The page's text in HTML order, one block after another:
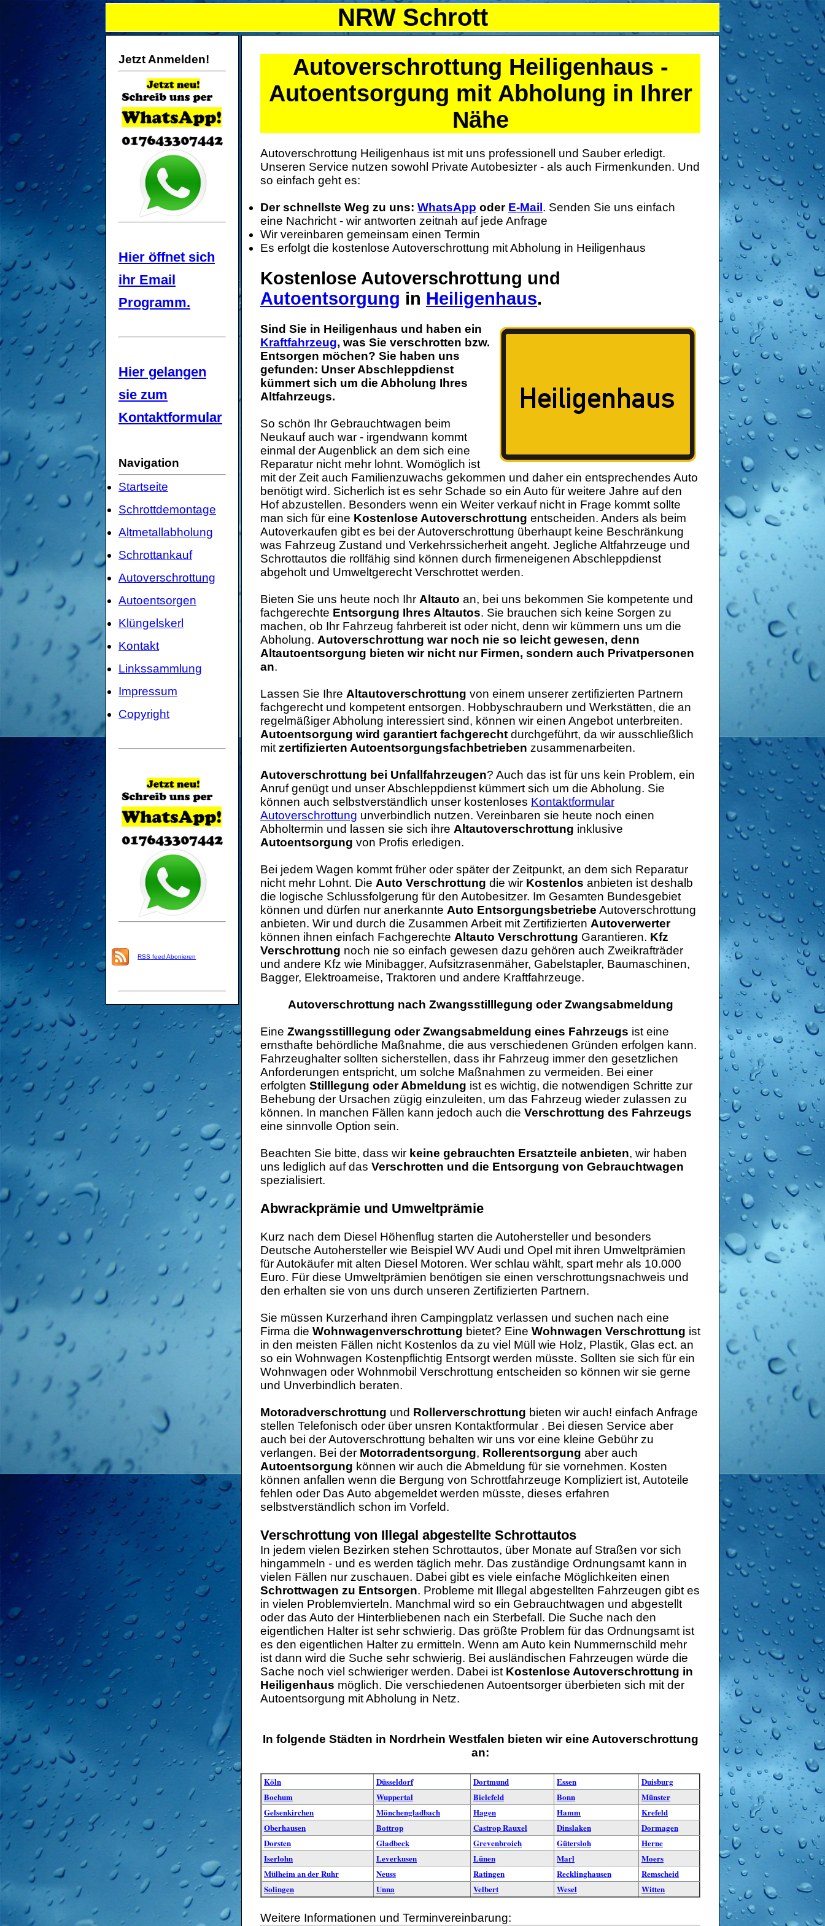
NRW Schrott
Jetzt Anmelden!
Hier öffnet sich
ihr Email
Programm.
Hier gelangen
sie zum
Kontaktformular
Navigation
Startseite
Schrottdemontage
Altmetallabholung
Schrottankauf
Autoverschrottung
Autoentsorgen
Klüngelskerl
Kontakt
Linkssammlung
Impressum
Copyright
RSS feed Abonieren
Autoverschrottung Heiligenhaus -
Autoentsorgung mit Abholung in Ihrer
Nähe
Autoverschrottung Heiligenhaus ist mit uns professionell und Sauber erledigt.
Unseren Service nutzen sowohl Private Autobesizter - als auch Firmenkunden. Und
so einfach geht es:
Der schnellste Weg zu uns: WhatsApp oder E-Mail . Senden Sie uns einfach
eine Nachricht - wir antworten zeitnah auf jede Anfrage
Wir vereinbaren gemeinsam einen Termin
Es erfolgt die kostenlose Autoverschrottung mit Abholung in Heiligenhaus
Kostenlose Autoverschrottung und
Autoentsorgung in Heiligenhaus.
Sind Sie in Heiligenhaus und haben ein
Kraftfahrzeug, was Sie verschrotten bzw.
Entsorgen möchen? Sie haben uns
gefunden: Unser Abschleppdienst
kümmert sich um die Abholung Ihres
Altfahrzeugs.
So schön Ihr Gebrauchtwagen beim
Neukauf auch war - irgendwann kommt
einmal der Augenblick an dem sich eine
Reparatur nicht mehr lohnt. Womöglich ist
mit der Zeit auch Familienzuwachs gekommen und daher ein entsprechendes Auto
benötigt wird. Sicherlich ist es sehr Schade so ein Auto für weitere Jahre auf den
Hof abzustellen. Besonders wenn ein Weiter verkauf nicht in Frage kommt sollte
man sich für eine Kostenlose Autoverschrottung entscheiden. Anders als beim
Autoverkaufen gibt es bei der Autoverschrottung überhaupt keine Beschränkung
was Fahrzeug Zustand und Verkehrssicherheit angeht. Jegliche Altfahrzeuge und
Schrottautos die rollfähig sind können durch firmeneigenen Abschleppdienst
abgeholt und Umweltgerecht Verschrottet werden.
Bieten Sie uns heute noch Ihr Altauto an, bei uns bekommen Sie kompetente und
fachgerechte Entsorgung Ihres Altautos. Sie brauchen sich keine Sorgen zu
machen, ob Ihr Fahrzeug fahrbereit ist oder nicht, denn wir kümmern uns um die
Abholung. Autoverschrottung war noch nie so leicht gewesen, denn
Altautoentsorgung bieten wir nicht nur Firmen, sondern auch Privatpersonen
an.
Lassen Sie Ihre Altautoverschrottung von einem unserer zertifizierten Partnern
fachgerecht und kompetent entsorgen. Hobbyschraubern und Werkstätten, die an
regelmäßiger Abholung interessiert sind, können wir einen Angebot unterbreiten.
Autoentsorgung wird garantiert fachgerecht durchgeführt, da wir ausschließlich
mit zertifizierten Autoentsorgungsfachbetrieben zusammenarbeiten.
Autoverschrottung bei Unfallfahrzeugen? Auch das ist für uns kein Problem, ein
Anruf genügt und unser Abschleppdienst kümmert sich um die Abholung. Sie
können auch selbstverständlich unser kostenloses Kontaktformular
Autoverschrottung unverbindlich nutzen. Vereinbaren sie heute noch einen
Abholtermin und lassen sie sich ihre Altautoverschrottung inklusive
Autoentsorgung von Profis erledigen.
Bei jedem Wagen kommt früher oder später der Zeitpunkt, an dem sich Reparatur
nicht mehr Lohnt. Die Auto Verschrottung die wir Kostenlos anbieten ist deshalb
die logische Schlussfolgerung für den Autobesitzer. Im Gesamten Bundesgebiet
können und dürfen nur anerkannte Auto Entsorgungsbetriebe Autoverschrottung
anbieten. Wir und durch die Zusammen Arbeit mit Zertifizierten Autoverwerter
können ihnen einfach Fachgerechte Altauto Verschrottung Garantieren. Kfz
Verschrottung noch nie so einfach gewesen dazu gehören auch Zweikrafträder
und andere Kfz wie Minibagger, Aufsitzrasenmäher, Gabelstapler, Baumaschinen,
Bagger, Elektroameise, Traktoren und andere Kraftfahrzeuge.
Autoverschrottung nach Zwangsstilllegung oder Zwangsabmeldung
Eine Zwangsstilllegung oder Zwangsabmeldung eines Fahrzeugs ist eine
ernsthafte behördliche Maßnahme, die aus verschiedenen Gründen erfolgen kann.
Fahrzeughalter sollten sicherstellen, dass ihr Fahrzeug immer den gesetzlichen
Anforderungen entspricht, um solche Maßnahmen zu vermeiden. Bei einer
erfolgten Stilllegung oder Abmeldung ist es wichtig, die notwendigen Schritte zur
Behebung der Ursachen zügig einzuleiten, um das Fahrzeug wieder zulassen zu
können. In manchen Fällen kann jedoch auch die Verschrottung des Fahrzeugs
eine sinnvolle Option sein.
Beachten Sie bitte, dass wir keine gebrauchten Ersatzteile anbieten, wir haben
uns lediglich auf das Verschrotten und die Entsorgung von Gebrauchtwagen
spezialisiert.
Abwrackprämie und Umweltprämie
Kurz nach dem Diesel Höhenflug starten die Autohersteller und besonders
Deutsche Autohersteller wie Beispiel WV Audi und Opel mit ihren Umweltprämien
für Autokäufer mit alten Diesel Motoren. Wer schlau wählt, spart mehr als 10.000
Euro. Für diese Umweltprämien benötigen sie einen verschrottungsnachweis und
den erhalten sie von uns durch unseren Zertifizierten Partnern.
Sie müssen Kurzerhand ihren Campingplatz verlassen und suchen nach eine
Firma die Wohnwagenverschrottung bietet? Eine Wohnwagen Verschrottung ist
in den meisten Fällen nicht Kostenlos da zu viel Müll wie Holz, Plastik, Glas ect. an
so ein Wohnwagen Kostenpflichtig Entsorgt werden müsste. Sollten sie sich für ein
Wohnwagen oder Wohnmobil Verschrottung entscheiden so können wir sie gerne
und Unverbindlich beraten.
Motoradverschrottung und Rollerverschrottung bieten wir auch! einfach Anfrage
stellen Telefonisch oder über unsren Kontaktformular . Bei diesen Service aber
auch bei der Autoverschrottung behalten wir uns vor eine kleine Gebühr zu
verlangen. Bei der Motorradentsorgung, Rollerentsorgung aber auch
Autoentsorgung können wir auch die Abmeldung für sie vornehmen. Kosten
können anfallen wenn die Bergung von Schrottfahrzeuge Kompliziert ist, Autoteile
fehlen oder Das Auto abgemeldet werden müsste, dieses erfahren
selbstverständlich schon im Vorfeld.
Verschrottung von Illegal abgestellte Schrottautos
In jedem vielen Bezirken stehen Schrottautos, über Monate auf Straßen vor sich
hingammeln - und es werden täglich mehr. Das zuständige Ordnungsamt kann in
vielen Fällen nur zuschauen. Dabei gibt es viele einfache Möglichkeiten einen
Schrottwagen zu Entsorgen. Probleme mit Illegal abgestellten Fahrzeugen gibt es
in vielen Problemvierteln. Manchmal wird so ein Gebrauchtwagen und abgestellt
oder das Auto der Hinterbliebenen nach ein Sterbefall. Die Suche nach den
eigentlichen Halter ist sehr schwierig. Das größte Problem für das Ordnungsamt ist
es den eigentlichen Halter zu ermitteln. Wenn am Auto kein Nummernschild mehr
ist dann wird die Suche sehr schwierig. Bei ausländischen Fahrzeugen würde die
Sache noch viel schwieriger werden. Dabei ist Kostenlose Autoverschrottung in
Heiligenhaus möglich. Die verschiedenen Autoentsorger überbieten sich mit der
Autoentsorgung mit Abholung in Netz.
In folgende Städten in Nordrhein Westfalen bieten wir eine Autoverschrottung
an:
Köln Düsseldorf Dortmund Essen
Duisburg
Bochum
Wuppertal Bielefeld Bonn
Münster
Gelsenkirchen
Mönchengladbach Hagen Hamm
Krefeld
Oberhausen
Bottrop Castrop Rauxel Dinslaken
Dormagen
Dorsten
Gladbeck Grevenbroich Gütersloh
Herne
Iserlohn
Leverkusen Lünen Marl
Moers
Mülheim an der Ruhr
Neuss Ratingen Recklinghausen
Remscheid
Solingen
Unna Velbert Wesel Witten
Weitere Informationen und Terminvereinbarung: